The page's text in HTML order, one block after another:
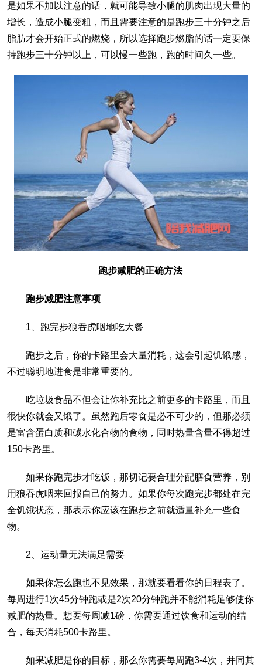
是如果不加以注意的话，就可能导致小腿的肌肉出现大量的
增长，造成小腿变粗，而且需要注意的是跑步三十分钟之后
脂肪才会开始正式的燃烧，所以选择跑步燃脂的话一定要保
持跑步三十分钟以上，可以慢一些跑，跑的时间久一些。
跑步减肥的正确方法
跑步减肥注意事项
1、跑完步狼吞虎咽地吃大餐
跑步之后，你的卡路里会大量消耗，这会引起饥饿感，
不过聪明地进食是非常重要的。
吃垃圾食品不但会让你补充比之前更多的卡路里，而且
很快你就会又饿了。虽然跑后零食是必不可少的，但那必须
是富含蛋白质和碳水化合物的食物，同时热量含量不得超过
150卡路里。
如果你跑完步才吃饭，那切记要合理分配膳食营养，别
用狼吞虎咽来回报自己的努力。如果你每次跑完步都处在完
全饥饿状态，那表示你应该在跑步之前就适量补充一些食
物。
2、运动量无法满足需要
如果你怎么跑也不见效果，那就要看看你的日程表了。
每周进行1次45分钟跑或是2次20分钟跑并不能消耗足够使你
减肥的热量。想要每周减1磅，你需要通过饮食和运动的结
合，每天消耗500卡路里。
如果减肥是你的目标，那么你需要每周跑3-4次，并同其